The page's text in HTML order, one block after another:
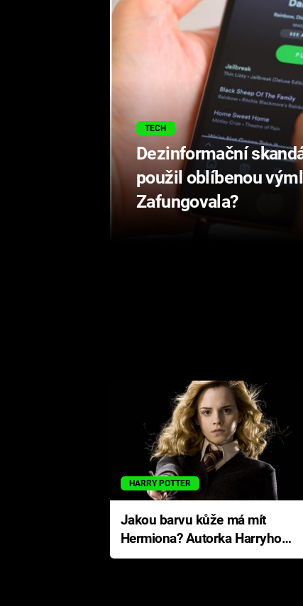
TECH
Dezinformační
použil oblíbenou
Zafungovala?
HARRY POTTER
Jakou barvu kůže má mít
Hermiona? Autorka Harryho
Pottera přišla s ráznou